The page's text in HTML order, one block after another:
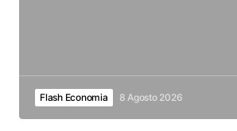
Flash Economia 8 Agosto 2026